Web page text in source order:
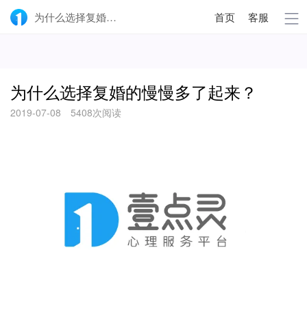
为什么选择复婚的慢慢多了起来？-壹点灵 首页 客服
为什么选择复婚的慢慢多了起来？
2019-07-08 5408次阅读